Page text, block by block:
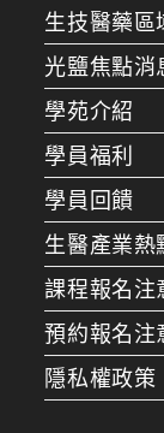
生技醫藥區
光鹽焦點消
學苑介紹
學員福利
學員回饋
生醫產業熱
課程報名注
預約報名注
隱私權政策